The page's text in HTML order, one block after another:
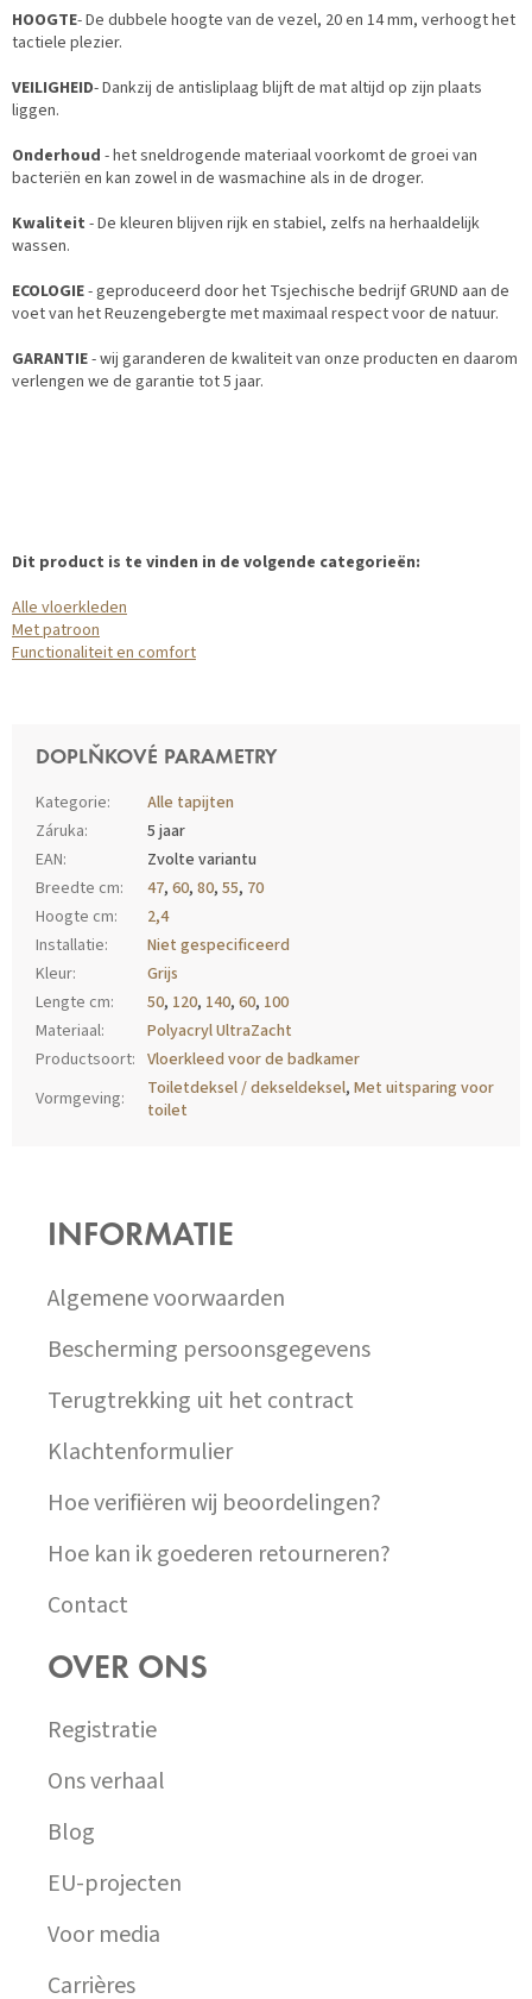
HOOGTE- De dubbele hoogte van de vezel, 20 en 14 mm, verhoogt het
tactiele plezier.
VEILIGHEID- Dankzij de antisliplaag blijft de mat altijd op zijn plaats
liggen.
Onderhoud - het sneldrogende materiaal voorkomt de groei van
bacteriën en kan zowel in de wasmachine als in de droger.
Kwaliteit - De kleuren blijven rijk en stabiel, zelfs na herhaaldelijk
wassen.
ECOLOGIE- geproduceerd door het Tsjechische bedrijf GRUND aan de
voet van het Reuzengebergte met maximaal respect voor de natuur.
GARANTIE- wij garanderen de kwaliteit van onze producten en daarom
verlengen we de garantie tot 5 jaar.
Dit product is te vinden in de volgende categorieën:
Alle vloerkleden
Met patroon
Functionaliteit en comfort
DOPLŇKOVÉ PARAMETRY
Kategorie:
Alle tapijten
Záruka:
5 jaar
EAN:
Zvolte variantu
Breedte cm: 47, 60, 80, 55, 70
Hoogte cm:
2,4
Installatie:
Niet gespecificeerd
Kleur:
Grijs
Lengte cm: 50, 120, 140, 60, 100
Materiaal:
Polyacryl UltraZacht
Productsoort: Vloerkleed voor de badkamer
Vormgeving: Toiletdeksel / dekseldeksel, Met uitsparing voor
toilet
INFORMATIE
Algemene voorwaarden
Bescherming persoonsgegevens
Terugtrekking uit het contract
Klachtenformulier
Hoe verifiëren wij beoordelingen?
Hoe kan ik goederen retourneren?
Contact
OVER ONS
Registratie
Ons verhaal
Blog
EU-projecten
Voor media
Carrières